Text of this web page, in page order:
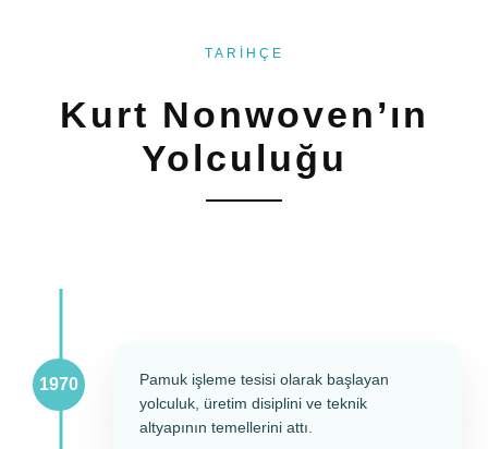
TARİHÇE
Kurt Nonwoven’ın
Yolculuğu
Pamuk işleme tesisi olarak başlayan
yolculuk, üretim disiplini ve teknik
altyapının temellerini attı.